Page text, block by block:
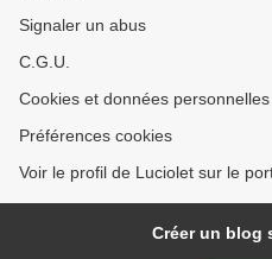
Signaler un abus
C.G.U.
Cookies et données personnelles
Préférences cookies
Voir le profil de Luciolet sur le
Créer un blog